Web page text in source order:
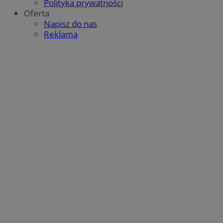
Polityka prywatności
Oferta
Napisz do nas
Reklama